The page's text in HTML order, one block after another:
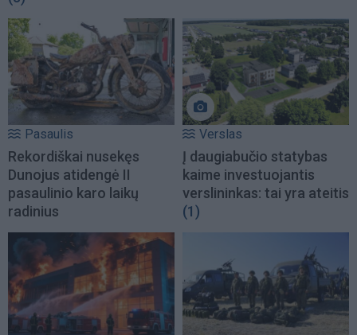
Pasaulis
Rekordiškai nusekęs
Dunojus atidengė II
pasaulinio karo laikų
radinius
Verslas
Į daugiabučio statybas
kaime investuojantis
verslininkas: tai yra ateitis
(1)